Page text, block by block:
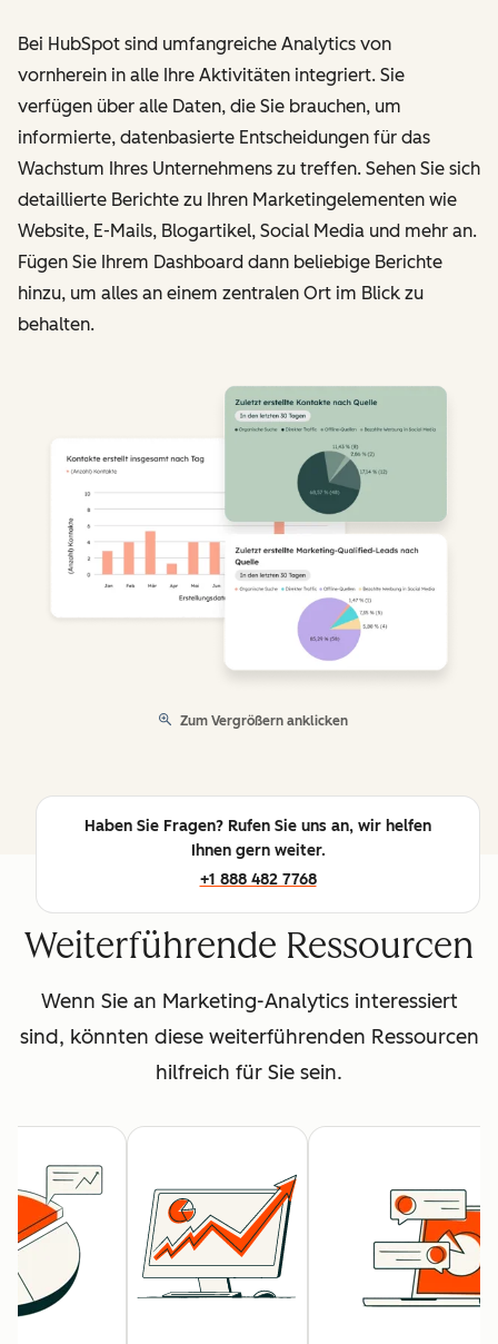
Bei HubSpot sind umfangreiche Analytics von
vornherein in alle Ihre Aktivitäten integriert. Sie
verfügen über alle Daten, die Sie brauchen, um
informierte, datenbasierte Entscheidungen für das
Wachstum Ihres Unternehmens zu treffen. Sehen Sie sich
detaillierte Berichte zu Ihren Marketingelementen wie
Website, E-Mails, Blogartikel, Social Media und mehr an.
Fügen Sie Ihrem Dashboard dann beliebige Berichte
hinzu, um alles an einem zentralen Ort im Blick zu
behalten.
Zum Vergrößern anklicken
Haben Sie Fragen? Rufen Sie uns an, wir helfen
Ihnen gern weiter.
+1 888 482 7768
Weiterführende Ressourcen
Wenn Sie an Marketing-Analytics interessiert
sind, könnten diese weiterführenden Ressourcen
hilfreich für Sie sein.